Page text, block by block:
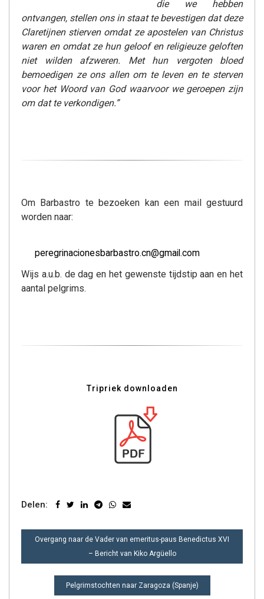
die we hebben
ontvangen, stellen ons in staat te bevestigen dat deze
Claretijnen stierven omdat ze apostelen van Christus
waren en omdat ze hun geloof en religieuze geloften
niet wilden afzweren. Met hun vergoten bloed
bemoedigen ze ons allen om te leven en te sterven
voor het Woord van God waarvoor we geroepen zijn
om dat te verkondigen.”
Om Barbastro te bezoeken kan een mail gestuurd
worden naar:
peregrinacionesbarbastro.cn@gmail.com
Wijs a.u.b. de dag en het gewenste tijdstip aan en het
aantal pelgrims.
Tripriek downloaden
Delen:
BERICHT
NAVIGATIE
Overgang naar de Vader van emeritus-paus Benedictus XVI
– Bericht van Kiko Argüello
Pelgrimstochten naar Zaragoza (Spanje)